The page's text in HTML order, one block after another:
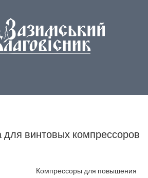
винтовых компрессоров
Компрессоры для повышения